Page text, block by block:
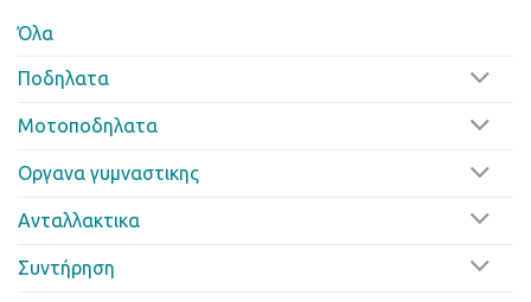
Όλα
Ποδηλατα
Μοτοποδηλατα
Οργανα γυμναστικης
Ανταλλακτικα
Συντήρηση